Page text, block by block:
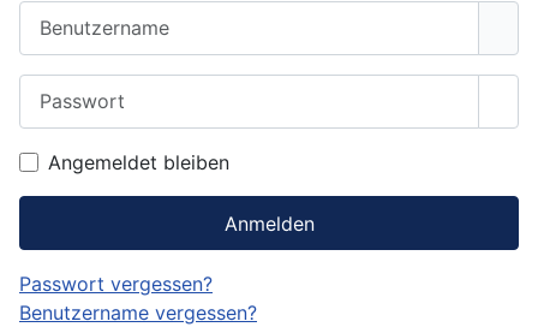
Angemeldet bleiben
Anmelden
Passwort vergessen?
Benutzername vergessen?